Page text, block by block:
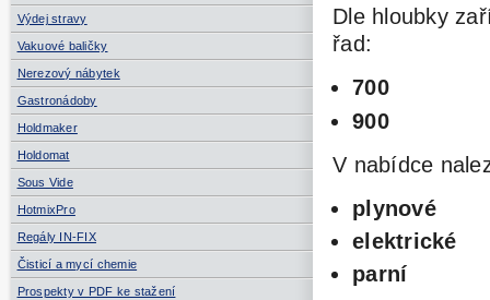
Výdej stravy
Vakuové baličky
Nerezový nábytek
Gastronádoby
Holdmaker
Holdomat
Sous Vide
HotmixPro
Regály IN-FIX
Čisticí a mycí chemie
Prospekty v PDF ke stažení
Dle hloubky
řad:
700
900
V nabídce
plynové
elektrické
parní